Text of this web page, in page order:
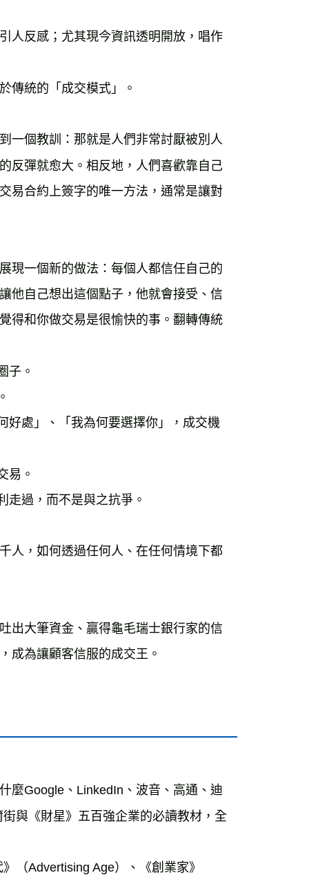
人反感；尤其現今資訊透明開放，唱作
傳統的「成交模式」。
一個教訓：那就是人們非常討厭被別人
反彈就愈大。相反地，人們喜歡靠自己
易合約上簽字的唯一方法，通常是讓對
現一個新的做法：每個人都信任自己的
他自己想出這個點子，他就會接受、信
得和你做交易是很愉快的事。翻轉傳統
子。
好處」、「我為何要選擇你」，成交機
易。
走過，而不是與之抗爭。
人，如何透過任何人、在任何情境下都
出大筆資金、贏得龜毛瑞士銀行家的信
麼Google、LinkedIn、波音、高通、迪
與《財星》五百強企業的必讀教材，全
（Advertising Age）、《創業家》